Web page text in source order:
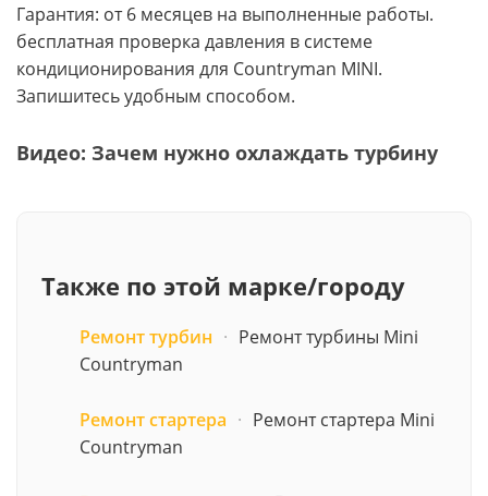
Гарантия: от 6 месяцев на выполненные работы.
бесплатная проверка давления в системе
кондиционирования для Countryman MINI.
Запишитесь удобным способом.
Видео: Зачем нужно охлаждать турбину
Также по этой марке/городу
Ремонт турбин · Ремонт турбины Mini
Countryman
Ремонт стартера · Ремонт стартера Mini
Countryman